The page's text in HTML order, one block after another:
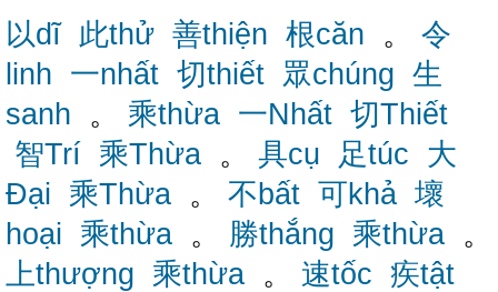
以dĩ 此thử 善thiện 根căn 。 令
linh 一nhất 切thiết 眾chúng 生
sanh 。 乘thừa 一Nhất 切Thiết
智Trí 乘Thừa 。 具cụ 足túc 大
Đại 乘Thừa 。 不bất 可khả 壞
hoại 乘thừa 。 勝thắng 乘thừa 。
上thượng 乘thừa 。 速tốc 疾tật